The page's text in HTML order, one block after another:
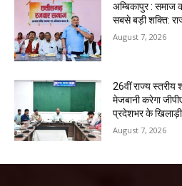
अम्बिकापुर : समाज
सबसे बड़ी शक्ति:
August 7, 2026
26वीं राज्य स्तरीय
मेजबानी करेगा
प्रदेशभर के खिलाड़ी
August 7, 2026